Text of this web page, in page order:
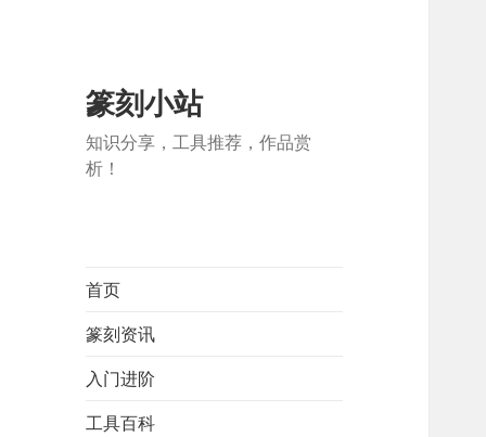
篆刻小站
知识分享，工具推荐，作品赏
析！
首页
篆刻资讯
入门进阶
工具百科